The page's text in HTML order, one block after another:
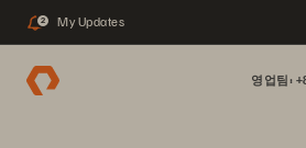
2 My Updates
영업팀: